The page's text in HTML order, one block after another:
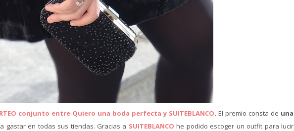
conjunto entre Quiero una boda perfecta y SUITEBLANCO. El premio consta de una
gastar en todas sus tiendas. Gracias a SUITEBLANCO he podido escoger un outfit para lucir